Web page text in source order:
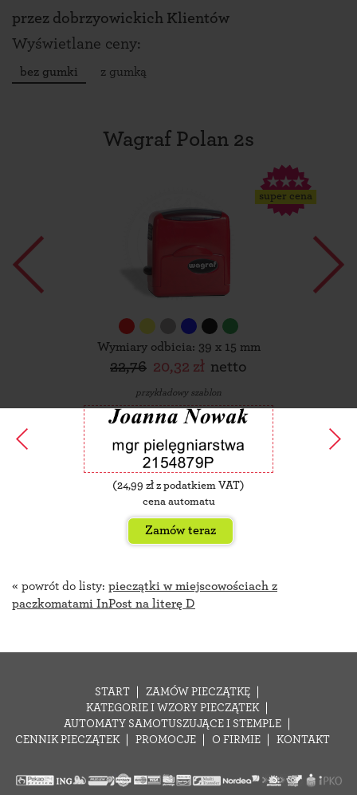
przez dobrzyowickich Klientów
Wyświetlane ceny:
bez gumki z gumką
Wagraf Polan 2s
super cena
Wymiary odbicia: 39 x 15 mm
22,76 20,32 zł netto
przykładowy szablon
(24,99 zł z podatkiem VAT)
cena automatu
Zamów teraz
« powrót do listy: pieczątki w miejscowościach z
paczkomatami InPost na literę D
START
ZAMÓW PIECZĄTKĘ
KATEGORIE I WZORY PIECZĄTEK
AUTOMATY SAMOTUSZUJĄCE I STEMPLE
CENNIK PIECZĄTEK
PROMOCJE O FIRMIE KONTAKT